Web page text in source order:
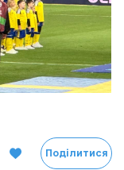
Поділитися